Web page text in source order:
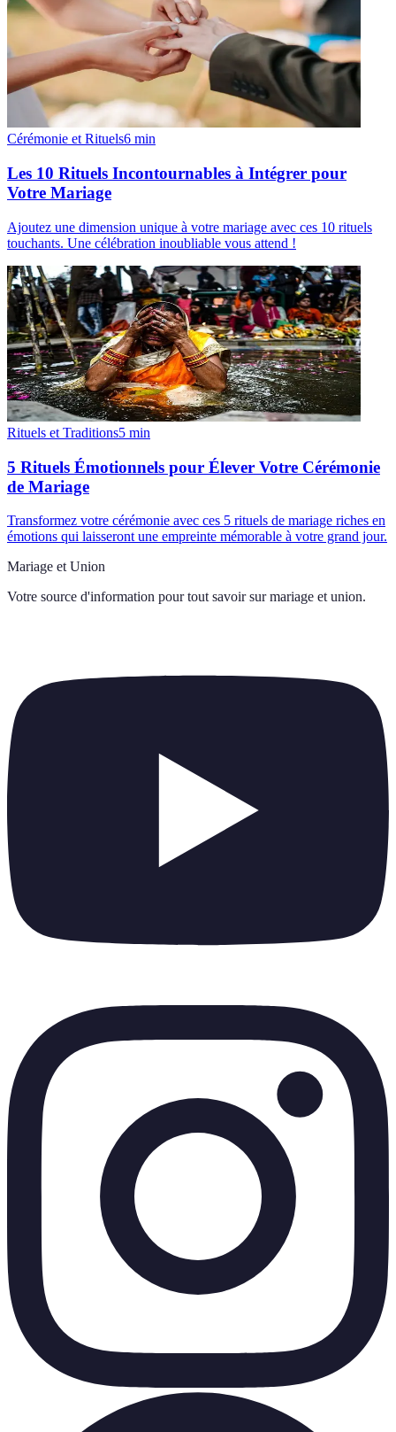
Cérémonie et Rituels6 min
Les 10 Rituels Incontournables à Intégrer pour
Votre Mariage
Ajoutez une dimension unique à votre mariage avec ces 10 rituels
touchants. Une célébration inoubliable vous attend !
Rituels et Traditions5 min
5 Rituels Émotionnels pour Élever Votre Cérémonie
de Mariage
Transformez votre cérémonie avec ces 5 rituels de mariage riches en
émotions qui laisseront une empreinte mémorable à votre grand jour.
Mariage et Union
Votre source d'information pour tout savoir sur mariage et union.